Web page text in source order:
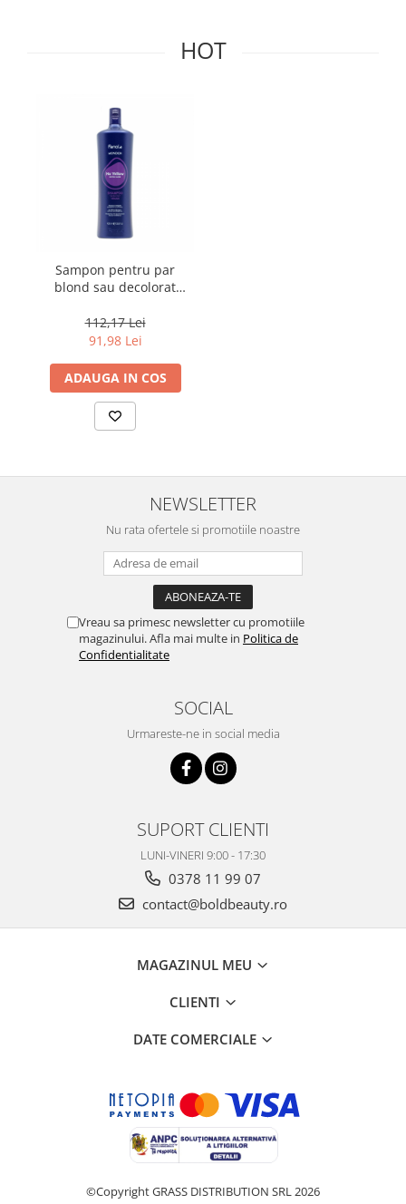
HOT
Sampon pentru par
blond sau decolorat
Yellow, 1000 ml
112,17 Lei
91,98 Lei
ADAUGA IN COS
NEWSLETTER
Nu rata ofertele si promotiile noastre
Vreau sa primesc newsletter cu promotiile
magazinului. Afla mai multe in Politica de
Confidentialitate
SOCIAL
Urmareste-ne in social media
SUPORT CLIENTI
LUNI-VINERI 9:00 - 17:30
0378 11 99 07
contact@boldbeauty.ro
MAGAZINUL MEU
CLIENTI
DATE COMERCIALE
©Copyright GRASS DISTRIBUTION SRL 2026